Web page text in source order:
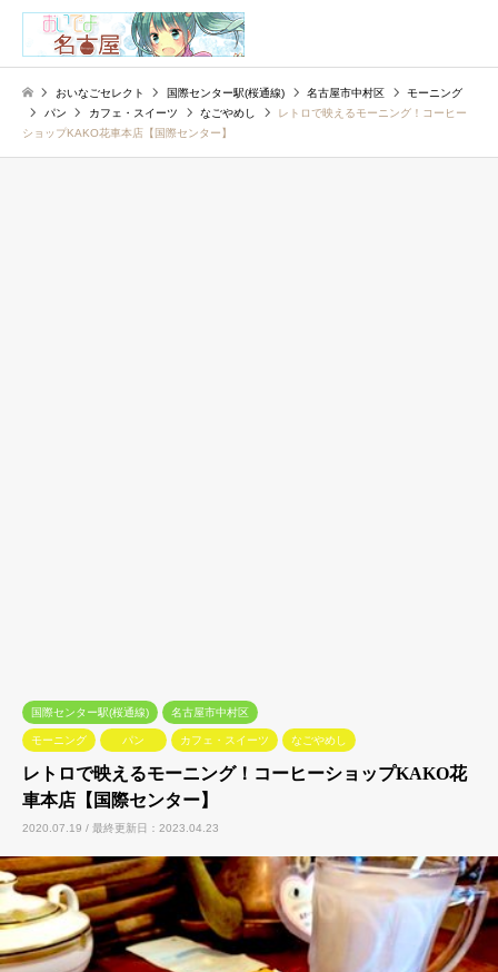
おいなごセレクト 国際センター駅(桜通線) 名古屋市中村区
モーニング
パン
カフェ・スイーツ なごやめし
レトロで映えるモーニング！コーヒー
ショップKAKO花車本店【国際センター】
国際センター駅(桜通線) 名古屋市中村区
モーニング パン カフェ・スイーツ なごやめし
レトロで映えるモーニング！コーヒーショップKAKO花
車本店【国際センター】
2020.07.19 / 最終更新日：2023.04.23